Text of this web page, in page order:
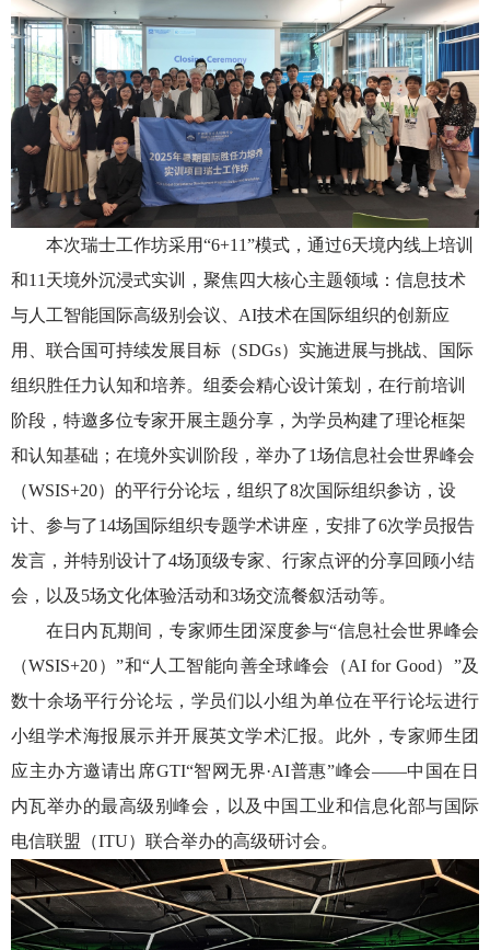
本次瑞士工作坊采用“6+11”模式 ，通过6天境内线上培训
和11天境外沉浸式实训， 聚焦四大核心主题领域：信息技术
与人工智能国际高级别会议、 AI技术在国际组织的创新应
用、联合国可持续发展目标（SDGs）实施进展与挑战、国际
组织胜任力认知和培养。组委会精心设计策划，在行前培训
阶段，特邀多位专家开展主题分享， 为学员构建了理论框架
和认知基础 ；在境外实训阶段，举办了1场信息社会世界峰会
（WSIS+20） 的平行分论坛，组织了8次国际组织参访，设
计、参与了14场国际组织专题学术讲座 ，安排了6次学员报告
发言， 并特别 设计了4场顶级专家、行家点评的分享回顾小结
会，以及 5场文化体验活动和3场交流餐叙活动等。
在 日内瓦期间，专家师生团深度参与“信息社会世界峰会
（WSIS+20）”和“人工智能向善全球峰会（AI for Good）”及
数十余场平行分论坛， 学员们以小组为单位在平行论坛进行
小组学术海报展示并开展英文学术汇报。此外，专家师生团
应主办方邀请出席GTI“智网无界·AI普惠”峰会——中国在日
内瓦举办的最高级别峰会，以及中国工业和信息化部与国际
电信联盟（ITU）联合举办的高级研讨会。